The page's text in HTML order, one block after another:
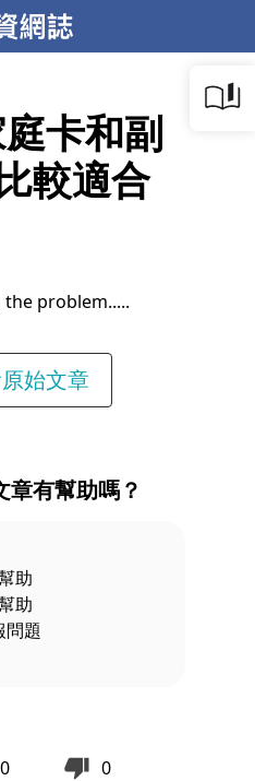
卡和副
較適合
problem...
始文章
章有幫助嗎？
助
助
問題
0 0